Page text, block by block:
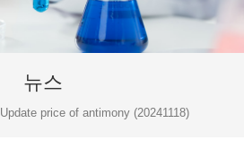
뉴스
Update price of antimony (20241118)